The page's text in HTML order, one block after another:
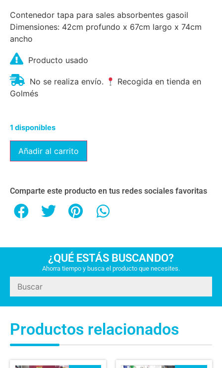
Contenedor tapa para sales absorbentes gasoil
Dimensiones: 42cm profundo x 67cm largo x 74cm
ancho
Producto usado
No se realiza envío.
Recogida en tienda en
Golmés
1 disponibles
Añadir al carrito
Comparte este producto en tus redes sociales favoritas
¿QUÉ ESTÁS BUSCANDO?
Ahorra tiempo y busca el producto que necesites.
Productos relacionados